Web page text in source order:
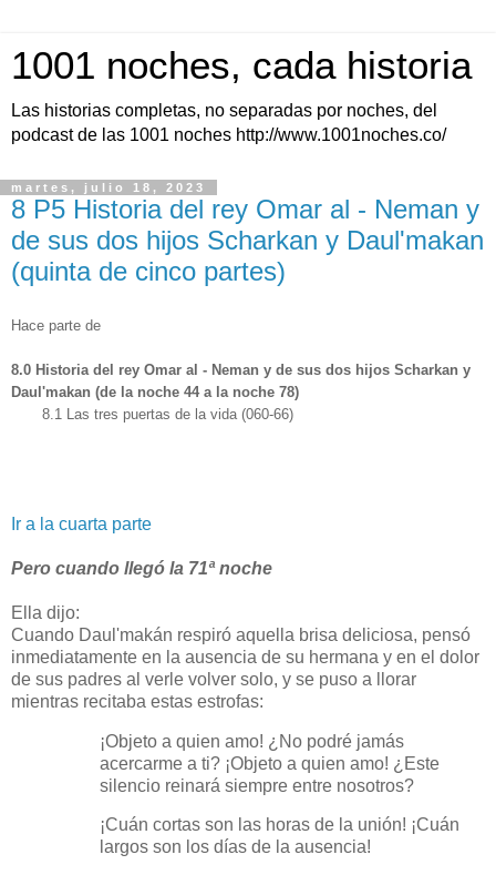
1001 noches, cada historia
Las historias completas, no separadas por noches, del
podcast de las 1001 noches http://www.1001noches.co/
martes, julio 18, 2023
8 P5 Historia del rey Omar al - Neman y
de sus dos hijos Scharkan y Daul'makan
(quinta de cinco partes)
Hace parte de
8.0 Historia del rey Omar al - Neman y de sus dos hijos Scharkan y
Daul'makan (de la noche 44 a la noche 78)
8.1 Las tres puertas de la vida (060-66)
Ir a la cuarta parte
Pero cuando llegó la 71ª noche
Ella dijo:
Cuando Daul'makán respiró aquella brisa deliciosa, pensó
inmediatamente en la ausencia de su hermana y en el dolor
de sus padres al verle volver solo, y se puso a llorar
mientras recitaba estas estrofas:
¡Objeto a quien amo! ¿No podré jamás
acercarme a ti? ¡Objeto a quien amo! ¿Este
silencio reinará siempre entre nosotros?
¡Cuán cortas son las horas de la unión! ¡Cuán
largos son los días de la ausencia!